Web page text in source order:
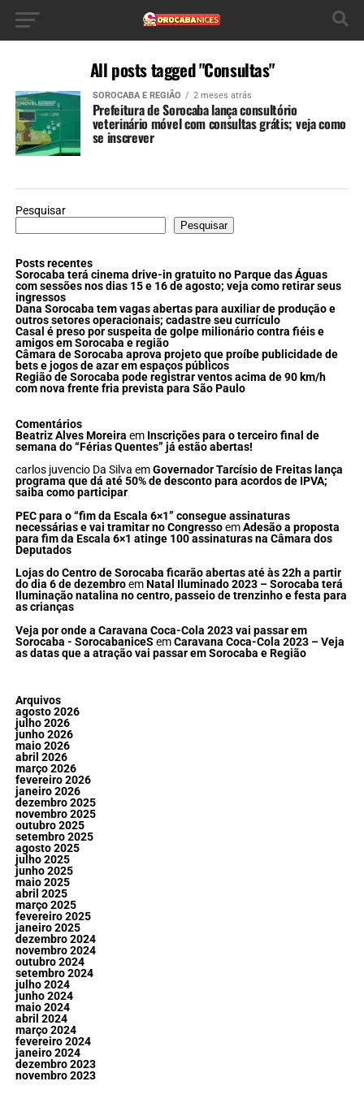
All posts tagged "Consultas"
SOROCABA E REGIÃO 2 meses atrás
Prefeitura de Sorocaba lança consultório
veterinário móvel com consultas grátis; veja como
se inscrever
Pesquisar
Pesquisar
Posts recentes
Sorocaba terá cinema drive-in gratuito no Parque das Águas
com sessões nos dias 15 e 16 de agosto; veja como retirar seus
ingressos
Dana Sorocaba tem vagas abertas para auxiliar de produção e
outros setores operacionais; cadastre seu currículo
Casal é preso por suspeita de golpe milionário contra fiéis e
amigos em Sorocaba e região
Câmara de Sorocaba aprova projeto que proíbe publicidade de
bets e jogos de azar em espaços públicos
Região de Sorocaba pode registrar ventos acima de 90 km/h
com nova frente fria prevista para São Paulo
Comentários
Beatriz Alves Moreira em Inscrições para o terceiro final de
semana do “Férias Quentes” já estão abertas!
carlos juvencio Da Silva emGovernador Tarcísio de Freitas lança
programa que dá até 50% de desconto para acordos de IPVA;
saiba como participar
PEC para o “fim da Escala 6×1” consegue assinaturas
necessárias e vai tramitar no CongressoemAdesão a proposta
para fim da Escala 6×1 atinge 100 assinaturas na Câmara dos
Deputados
Lojas do Centro de Sorocaba ficarão abertas até às 22h a partir
do dia 6 de dezembroemNatal Iluminado 2023 – Sorocaba terá
Iluminação natalina no centro, passeio de trenzinho e festa para
as crianças
Veja por onde a Caravana Coca-Cola 2023 vai passar em
Sorocaba - SorocabaniceS emCaravana Coca-Cola 2023 – Veja
as datas que a atração vai passar em Sorocaba e Região
Arquivos
agosto 2026
julho 2026
junho 2026
maio 2026
abril 2026
março 2026
fevereiro 2026
janeiro 2026
dezembro 2025
novembro 2025
outubro 2025
setembro 2025
agosto 2025
julho 2025
junho 2025
maio 2025
abril 2025
março 2025
fevereiro 2025
janeiro 2025
dezembro 2024
novembro 2024
outubro 2024
setembro 2024
julho 2024
junho 2024
maio 2024
abril 2024
março 2024
fevereiro 2024
janeiro 2024
dezembro 2023
novembro 2023